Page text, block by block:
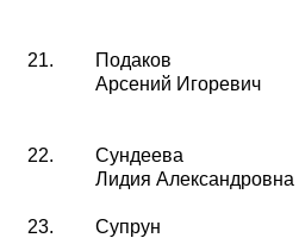
21.
Подаков
Арсений Игоревич
22.
Сундеева
Лидия Александровна
23.
Супрун